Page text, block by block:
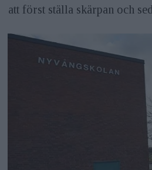
att först ställa skärpan och